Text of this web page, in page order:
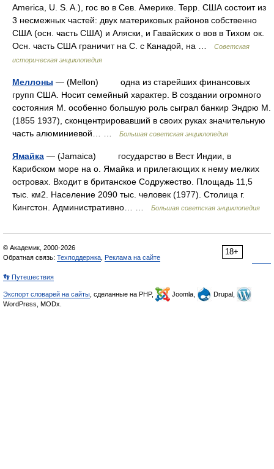
America, U. S. A.), гос во в Сев. Америке. Tepp. США состоит из
3 несмежных частей: двух материковых районов собственно
США (осн. часть США) и Аляски, и Гавайских о вов в Тихом ок.
Осн. часть США граничит на С. с Канадой, на …
Советская
историческая энциклопедия
Меллоны — (Mellon) одна из старейших финансовых
групп США. Носит семейный характер. В создании огромного
состояния М. особенно большую роль сыграл банкир Эндрю М.
(1855 1937), сконцентрировавший в своих руках значительную
часть алюминиевой… …
Большая советская энциклопедия
Ямайка — (Jamaica) государство в Вест Индии, в
Карибском море на о. Ямайка и прилегающих к нему мелких
островах. Входит в британское Содружество. Площадь 11,5
тыс. км2. Население 2090 тыс. человек (1977). Столица г.
Кингстон. Административно… …
Большая советская энциклопедия
18+
© Академик, 2000-2026
Обратная связь: Техподдержка Реклама на сайте
👣 Путешествия
Экспорт словарей на сайты , сделанные на PHP, Joomla,
Drupal,
WordPress, MODx.